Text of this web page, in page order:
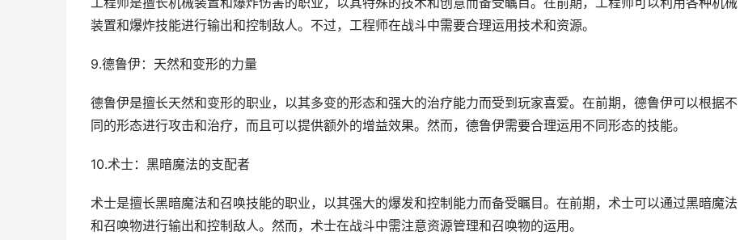
装置和爆炸技能进行输出和控制敌人。不过，工程师在战斗中需要合理运用技术和资源。
9.德鲁伊：天然和变形的力量
德鲁伊是擅长天然和变形的职业，以其多变的形态和强大的治疗能力而受到玩家喜爱。在前期，德鲁伊可以根据不
同的形态进行攻击和治疗，而且可以提供额外的增益效果。然而，德鲁伊需要合理运用不同形态的技能。
10.术士：黑暗魔法的支配者
术士是擅长黑暗魔法和召唤技能的职业，以其强大的爆发和控制能力而备受瞩目。在前期，术士可以通过黑暗魔法
和召唤物进行输出和控制敌人。然而，术士在战斗中需注意资源管理和召唤物的运用。